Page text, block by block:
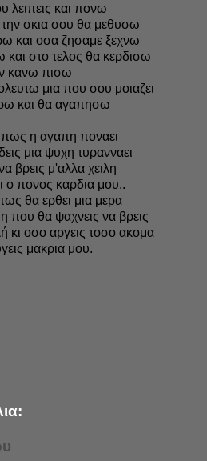
λειπεις και πονω
σκια σου θα μεθυσω
και οσα ζησαμε ξεχνω
στο τελος θα κερδισω
κανω πισω
μια που σου μοιαζει
και θα αγαπησω
πως η αγαπη ποναει
μια ψυχη τυρανναει
βρεις μ'αλλα χειλη
ο πονος καρδια μου..
θα ερθει μια μερα
που θα ψαχνεις να βρεις
κι οσο αργεις τοσο ακομα
μακρια μου.